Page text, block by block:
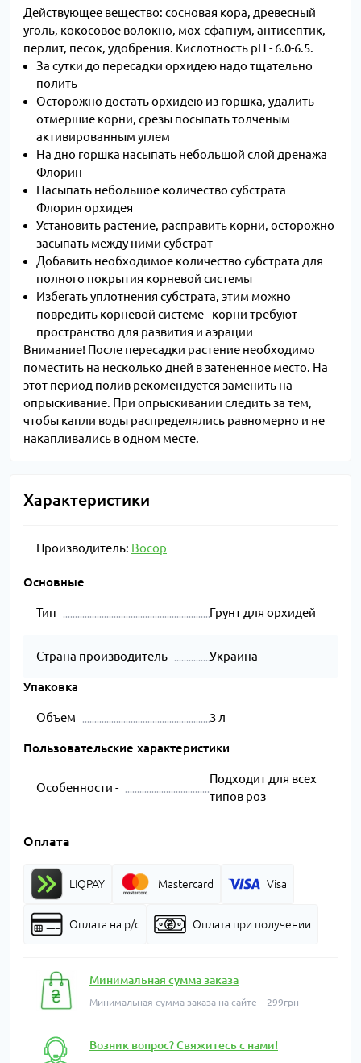
Действующее вещество: сосновая кора, древесный
уголь, кокосовое волокно, мох-сфагнум, антисептик,
перлит, песок, удобрения. Кислотность pH - 6.0-6.5.
За сутки до пересадки орхидею надо тщательно
полить
Осторожно достать орхидею из горшка, удалить
отмершие корни, срезы посыпать толченым
активированным углем
На дно горшка насыпать небольшой слой дренажа
Флорин
Насыпать небольшое количество субстрата
Флорин орхидея
Установить растение, расправить корни, осторожно
засыпать между ними субстрат
Добавить необходимое количество субстрата для
полного покрытия корневой системы
Избегать уплотнения субстрата, этим можно
повредить корневой системе - корни требуют
пространство для развития и аэрации
Внимание! После пересадки растение необходимо
поместить на несколько дней в затененное место. На
этот период полив рекомендуется заменить на
опрыскивание. При опрыскивании следить за тем,
чтобы капли воды распределялись равномерно и не
накапливались в одном месте.
Характеристики
Производитель: Восор
Основные
Тип Грунт для орхидей
Страна производитель Украина
Упаковка
Объем 3 л
Пользовательские характеристики
Особенности -
Подходит для всех
типов роз
Оплата
LIQPAY Mastercard Visa
Оплата на р/с Оплата при получении
Минимальная сумма заказа
Минимальная сумма заказа на сайте – 299грн
Возник вопрос? Свяжитесь с нами!